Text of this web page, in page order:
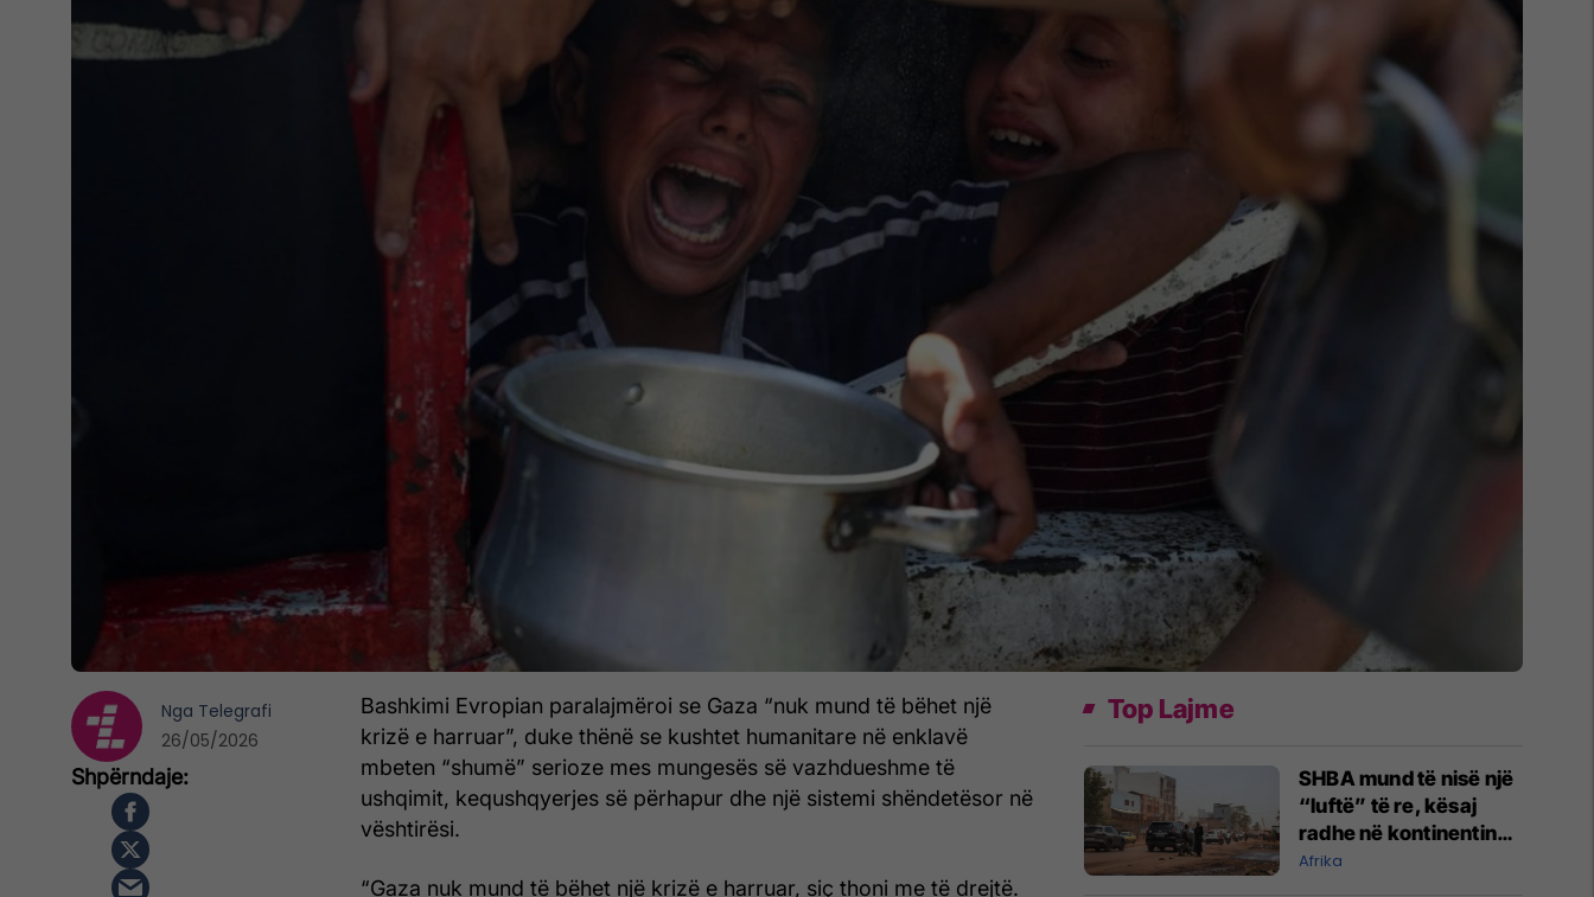
Bashkimi Evropian paralajmëroi se Gaza “nuk mund të bëhet një
krizë e harruar”, duke thënë se kushtet humanitare në enklavë
mbeten “shumë” serioze mes mungesës së vazhdueshme të
ushqimit, kequshqyerjes së përhapur dhe një sistemi shëndetësor në
vështirësi.
“Gaza nuk mund të bëhet një krizë e harruar, siç thoni me të drejtë.
Nga Telegrafi
26/05/2026
Top Lajme
SHBA mund të nisë një
“luftë” të re, kësaj
radhe në kontinentin
afrikan
Afrika